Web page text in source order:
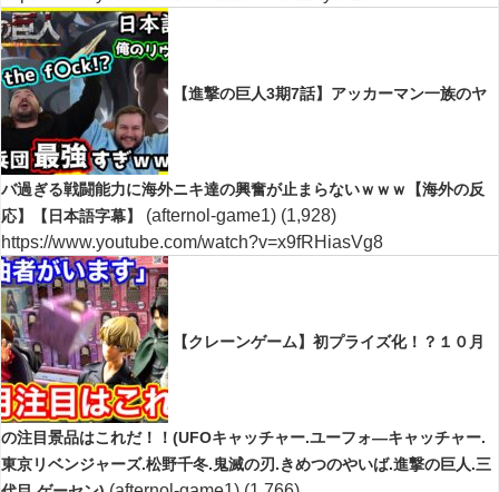
【進撃の巨人3期7話】アッカーマン一族のヤ
バ過ぎる戦闘能力に海外ニキ達の興奮が止まらないｗｗｗ【海外の反
応】【日本語字幕】
(afternol-game1) (1,928)
https://www.youtube.com/watch?v=x9fRHiasVg8
【クレーンゲーム】初プライズ化！？１０月
の注目景品はこれだ！！(UFOキャッチャー.ユーフォ―キャッチャー.
東京リベンジャーズ.松野千冬.鬼滅の刃.きめつのやいば.進撃の巨人.三